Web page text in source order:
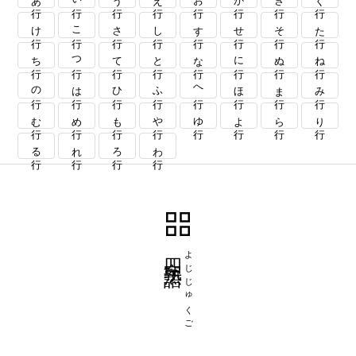
け行 こ行 さ行 し行 す行 せ行 そ行 た行
ち行 つ行 て行 と行 な行 に行 ぬ行 ね行
の行 は行 ひ行 ふ行 へ行 ほ行 ま行 み行
む行 め行 も行 や行 ゆ行 よ行 ら行 り行
る行 れ行 ろ行 わ行
よじじゅくご